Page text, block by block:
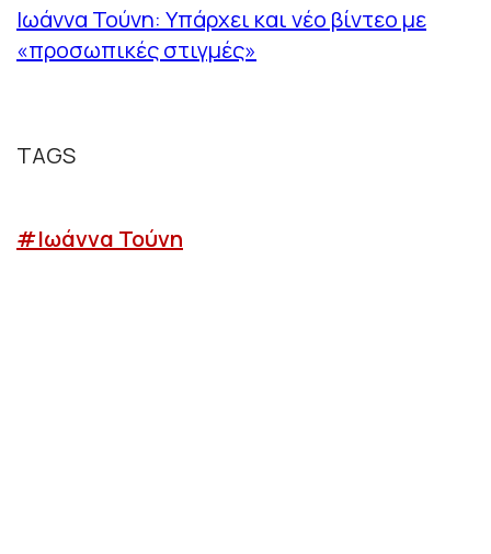
Ιωάννα Τούνη: Υπάρχει και νέο βίντεο με
«προσωπικές στιγμές»
TAGS
#Ιωάννα Τούνη